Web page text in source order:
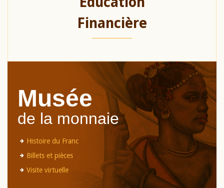
Financière
Musée
de la monnaie
Histoire du Franc
Billets et pièces
Visite virtuelle